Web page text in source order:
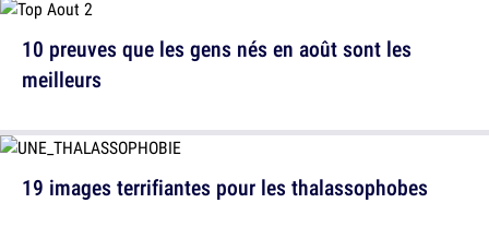
10 preuves que les gens nés en août sont les
meilleurs
19 images terrifiantes pour les thalassophobes